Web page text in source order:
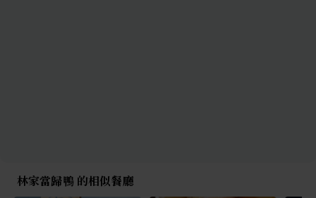
林家當歸鴨 的相似餐廳